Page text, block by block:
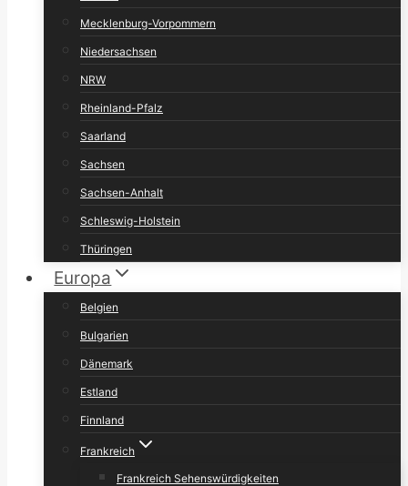
Mecklenburg-Vorpommern
Niedersachsen
NRW
Rheinland-Pfalz
Saarland
Sachsen
Sachsen-Anhalt
Schleswig-Holstein
Thüringen
Europa
Belgien
Bulgarien
Dänemark
Estland
Finnland
Frankreich
Frankreich Sehenswürdigkeiten